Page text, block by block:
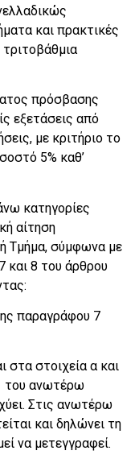
και πρακτικές
πρόσβασης
εξετάσεις από
με κριτήριο το
5% καθ’
κατηγορίες
αίτηση
Τμήμα, σύμφωνα με
και 8 του άρθρου
παραγράφου 7
στα στοιχεία α και
του ανωτέρω
Στις ανωτέρω
και δηλώνει τη
να μετεγγραφεί.